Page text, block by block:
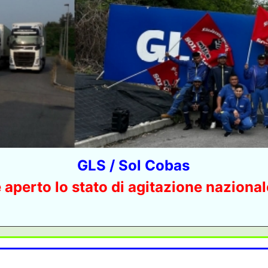
GLS / Sol Cobas
aperto lo stato di agitazione